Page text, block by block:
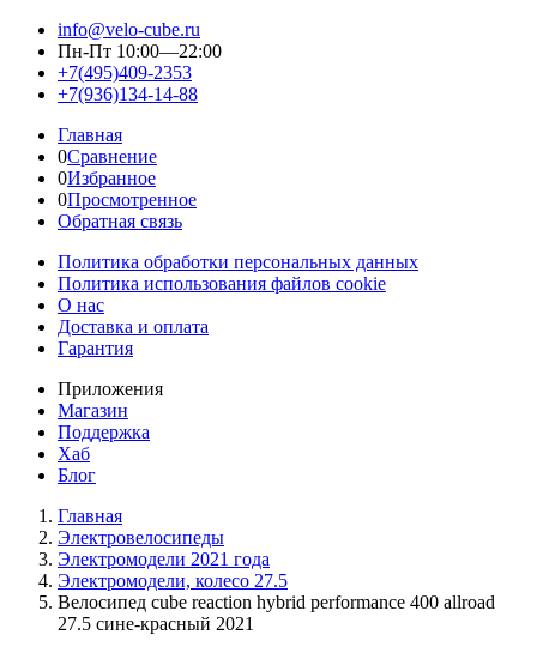
info@velo-cube.ru
Пн-Пт 10:00—22:00
+7(495)409-2353
+7(936)134-14-88
Главная
0Сравнение
0Избранное
0Просмотренное
Обратная связь
Политика обработки персональных данных
Политика использования файлов cookie
О нас
Доставка и оплата
Гарантия
Приложения
Магазин
Поддержка
Хаб
Блог
Главная
Электровелосипеды
Электромодели 2021 года
Электромодели, колесо 27.5
Велосипед cube reaction hybrid performance 400 allroad
27.5 сине-красный 2021